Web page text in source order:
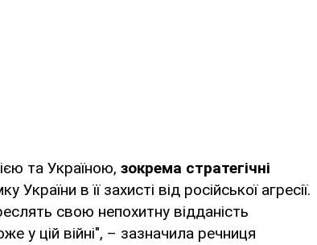
та Україною, зокрема стратегічні
України в її захисті від російської агресії.
свою непохитну відданість
у цій війні", – зазначила речниця